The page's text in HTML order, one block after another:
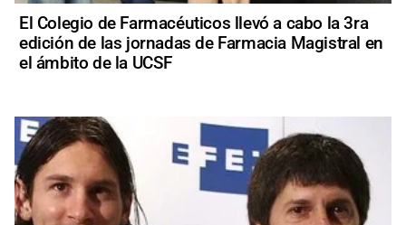
El Colegio de Farmacéuticos llevó a cabo la 3ra
edición de las jornadas de Farmacia Magistral en
el ámbito de la UCSF